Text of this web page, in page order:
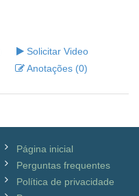
Solicitar Video
Anotações (0)
Página inicial
Perguntas frequentes
Política de privacidade